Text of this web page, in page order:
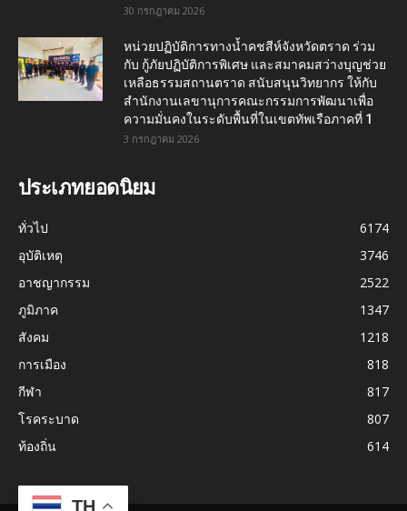
30 กรกฎาคม 2026
หน่วยปฏิบัติการทางน้ำคชสีห์จังหวัดตราด ร่วม
กับ กู้ภัยปฏิบัติการพิเศษ และสมาคมสว่างบุญช่วย
เหลือธรรมสถานตราด สนับสนุนวิทยากร ให้กับ
สำนักงานเลขานุการคณะกรรมการพัฒนาเพื่อ
ความมั่นคงในระดับพื้นที่ในเขตทัพเรือภาคที่ 1
3 กรกฎาคม 2026
ประเภทยอดนิยม
ทั่วไป
6174
อุบัติเหตุ
3746
อาชญากรรม
2522
ภูมิภาค
1347
สังคม
1218
การเมือง
818
กีฬา
817
โรคระบาด
807
ท้องถิ่น
614
TH